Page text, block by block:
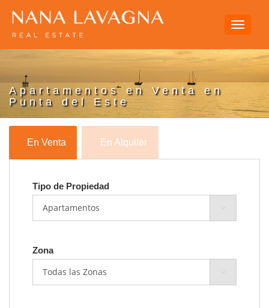
Toggle
Apartamentos en Venta en
Punta del Este
En Venta En Alquiler
Tipo de Propiedad
Zona